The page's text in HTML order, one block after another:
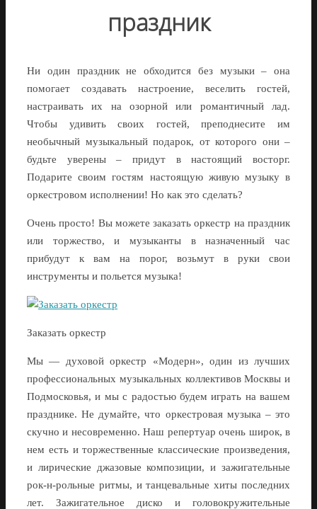
праздник
Ни один праздник не обходится без музыки – она
помогает создавать настроение, веселить гостей,
настраивать их на озорной или романтичный лад.
Чтобы удивить своих гостей, преподнесите им
необычный музыкальный подарок, от которого они –
будьте уверены – придут в настоящий восторг.
Подарите своим гостям настоящую живую музыку в
оркестровом исполнении! Но как это сделать?
Очень просто! Вы можете заказать оркестр на праздник
или торжество, и музыканты в назначенный час
прибудут к вам на порог, возьмут в руки свои
инструменты и польется музыка!
Заказать оркестр
Мы — духовой оркестр «Модерн», один из лучших
профессиональных музыкальных коллективов Москвы и
Подмосковья, и мы с радостью будем играть на вашем
празднике. Не думайте, что оркестровая музыка – это
скучно и несовременно. Наш репертуар очень широк, в
нем есть и торжественные классические произведения,
и лирические джазовые композиции, и зажигательные
рок-н-рольные ритмы, и танцевальные хиты последних
лет. Зажигательное диско и головокружительные